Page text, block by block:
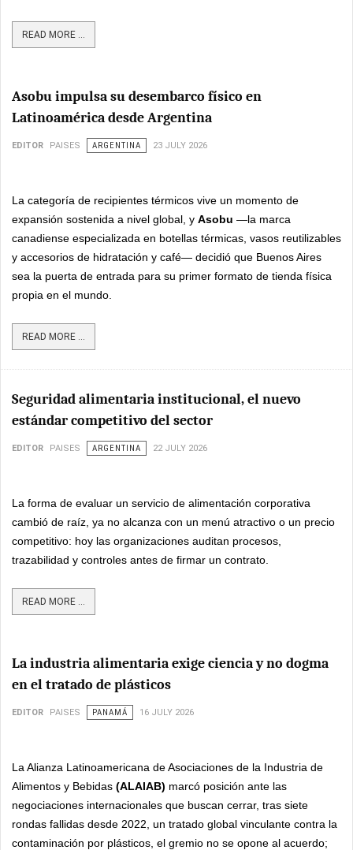
READ MORE ...
Asobu impulsa su desembarco físico en
Latinoamérica desde Argentina
EDITOR PAISES ARGENTINA 23 JULY 2026
La categoría de recipientes térmicos vive un momento de
expansión sostenida a nivel global, y Asobu —la marca
canadiense especializada en botellas térmicas, vasos reutilizables
y accesorios de hidratación y café— decidió que Buenos Aires
sea la puerta de entrada para su primer formato de tienda física
propia en el mundo.
READ MORE ...
Seguridad alimentaria institucional, el nuevo
estándar competitivo del sector
EDITOR PAISES ARGENTINA 22 JULY 2026
La forma de evaluar un servicio de alimentación corporativa
cambió de raíz, ya no alcanza con un menú atractivo o un precio
competitivo: hoy las organizaciones auditan procesos,
trazabilidad y controles antes de firmar un contrato.
READ MORE ...
La industria alimentaria exige ciencia y no dogma
en el tratado de plásticos
EDITOR PAISES PANAMÁ 16 JULY 2026
La Alianza Latinoamericana de Asociaciones de la Industria de
Alimentos y Bebidas (ALAIAB) marcó posición ante las
negociaciones internacionales que buscan cerrar, tras siete
rondas fallidas desde 2022, un tratado global vinculante contra la
contaminación por plásticos, el gremio no se opone al acuerdo;